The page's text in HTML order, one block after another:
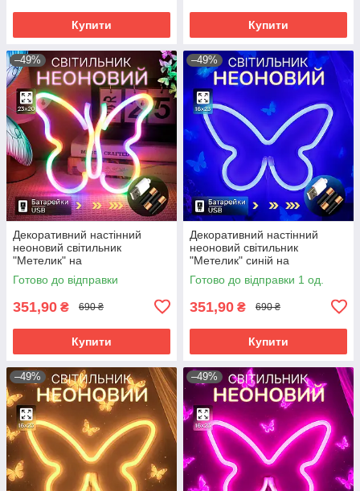
Купити Купити
–49%
Декоративний настінний
неоновий світильник
"Метелик" на
батарейках/USB
22.5*2*19.5cm
Готово до відправки
351,90 ₴ 690 ₴
Купити
–49%
Декоративний настінний
неоновий світильник
"Метелик" синій на
батарейках/USB 15.4*22.6 см
Готово до відправки 1 од.
351,90 ₴ 690 ₴
Купити
–49% –49%